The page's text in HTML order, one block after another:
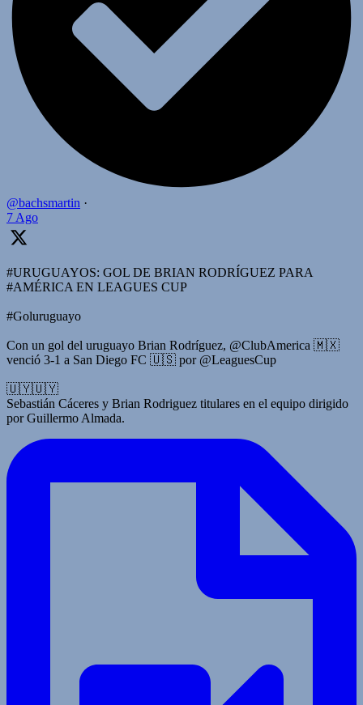
@bachsmartin ·
7 Ago
#URUGUAYOS: GOL DE BRIAN RODRÍGUEZ PARA
#AMÉRICA EN LEAGUES CUP
#Goluruguayo
Con un gol del uruguayo Brian Rodríguez, @ClubAmerica 🇲🇽
venció 3-1 a San Diego FC 🇺🇸 por @LeaguesCup
🇺🇾🇺🇾
Sebastián Cáceres y Brian Rodriguez titulares en el equipo dirigido
por Guillermo Almada.